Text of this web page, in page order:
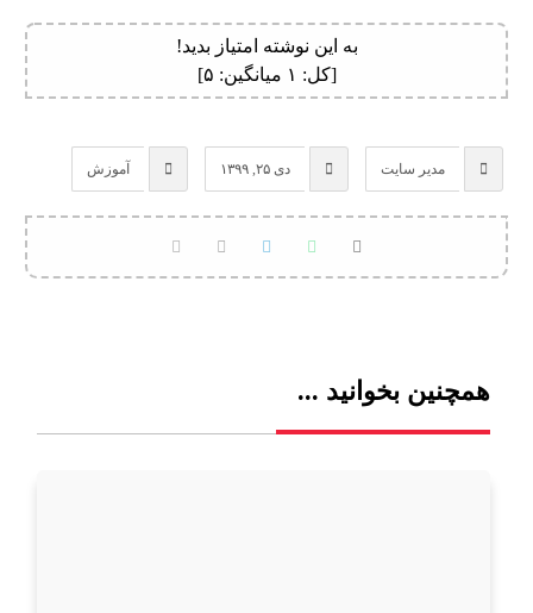
به این نوشته امتیاز بدید!
[کل: ۱ میانگین: ۵]
مدیر سایت دی ۲۵, ۱۳۹۹ آموزش
همچنین بخوانید ...